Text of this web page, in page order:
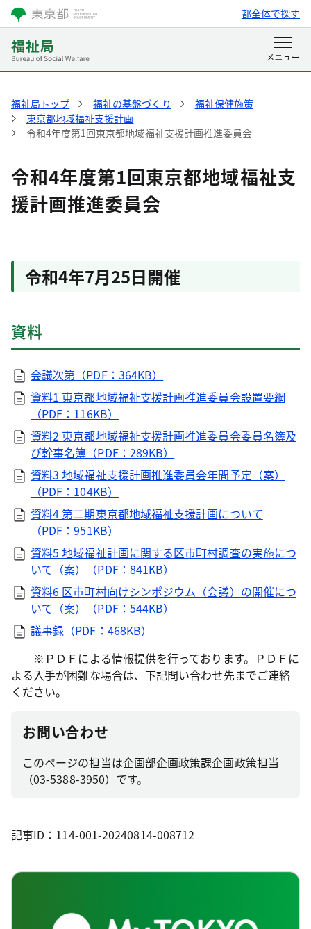
都全体で探す
福祉局トップ 福祉の基盤づくり
福祉保健施策
東京都地域福祉支援計画
令和4年度第1回東京都地域福祉支援計画推進委員会
令和4年度第1回東京都地域福祉支
援計画推進委員会
令和4年7月25日開催
資料
会議次第（PDF：364KB）
資料1 東京都地域福祉支援計画推進委員会設置要綱
（PDF：116KB）
資料2 東京都地域福祉支援計画推進委員会委員名簿及
び幹事名簿（PDF：289KB）
資料3 地域福祉支援計画推進委員会年間予定（案）
（PDF：104KB）
資料4 第二期東京都地域福祉支援計画について
（PDF：951KB）
資料5 地域福祉計画に関する区市町村調査の実施につ
いて（案）（PDF：841KB）
資料6 区市町村向けシンポジウム（会議）の開催につ
いて（案）（PDF：544KB）
議事録（PDF：468KB）
※ＰＤＦによる情報提供を行っております。ＰＤＦに
よる入手が困難な場合は、下記問い合わせ先までご連絡
ください。
お問い合わせ
このページの担当は企画部企画政策課企画政策担当
（03-5388-3950）です。
記事ID：114-001-20240814-008712